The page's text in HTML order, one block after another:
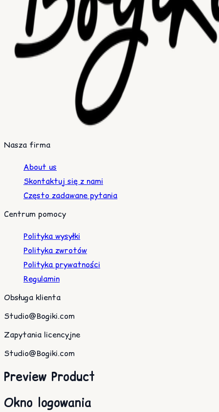
Nasza firma
About us
Skontaktuj się z nami
Często zadawane pytania
Centrum pomocy
Polityka wysyłki
Polityka zwrotów
Polityka prywatności
Regulamin
Obsługa klienta
Studio@Bogiki.com
Zapytania licencyjne
Studio@Bogiki.com
Preview Product
Okno logowania